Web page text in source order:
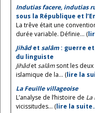
Indutias facere, indutias
sous la République et
La trêve était une
durée variable. Définie... (
Jihâdet salâm : guerre et
du linguiste
Jihâdetsalâmsont les
islamique de la... (lire la
La Feuille villageoise
L’analyse de l’histoire de La
vicissitudes... (lire la